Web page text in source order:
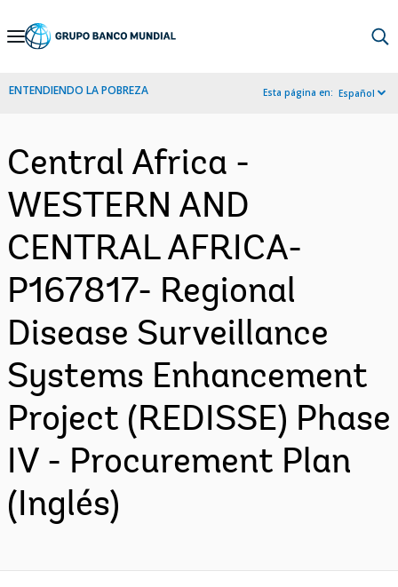
Skip
Navigation
ENTENDIENDO LA POBREZA Esta página en: Español
Central Africa -
WESTERN AND
CENTRAL AFRICA-
P167817- Regional
Disease Surveillance
Systems Enhancement
Project (REDISSE) Phase
IV - Procurement Plan
(Inglés)